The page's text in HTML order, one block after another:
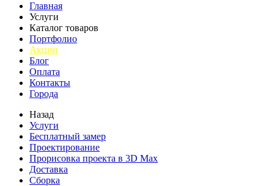
Главная
Услуги
Каталог товаров
Портфолио
Акции
Блог
Оплата
Контакты
Города
Назад
Услуги
Бесплатный замер
Проектирование
Прорисовка проекта в 3D Max
Доставка
Сборка